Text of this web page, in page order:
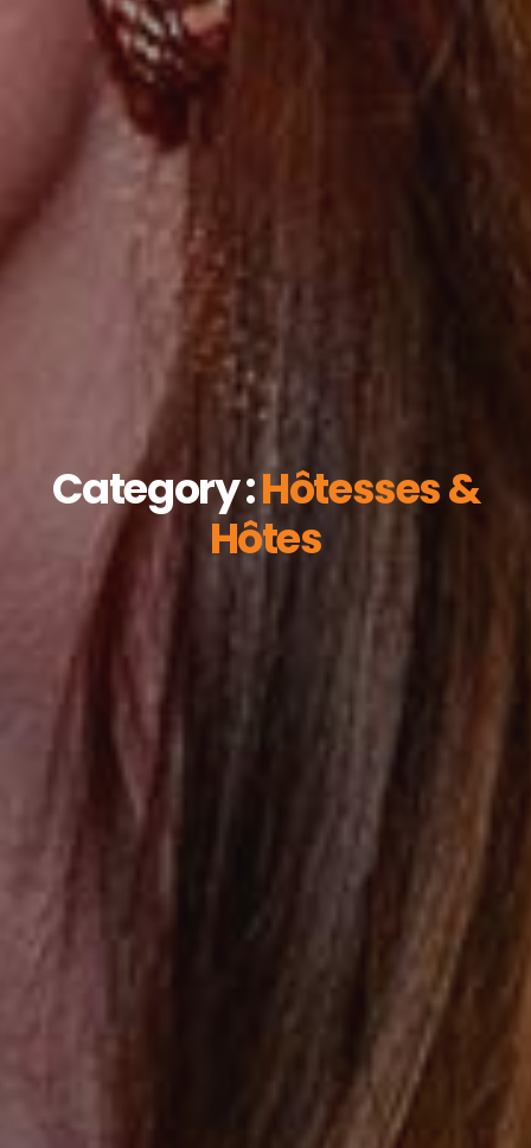
Category :Hôtesses &
Hôtes